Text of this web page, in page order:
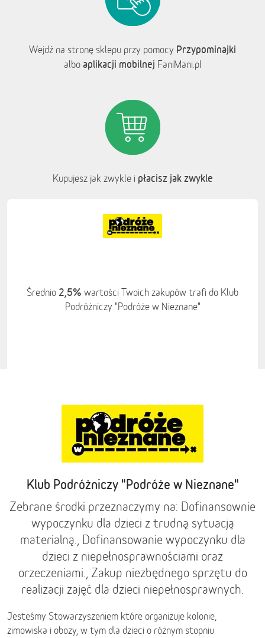
Wejdź na stronę sklepu przy pomocy Przypominajki
albo aplikacji mobilnej FaniMani.pl
Kupujesz jak zwykle i płacisz jak zwykle
Średnio 2,5% wartości Twoich zakupów trafi do Klub
Podróżniczy "Podróże w Nieznane"
Klub Podróżniczy "Podróże w Nieznane"
Zebrane środki przeznaczymy na: Dofinansownie
wypoczynku dla dzieci z trudną sytuacją
materialną., Dofinansowanie wypoczynku dla
dzieci z niepełnosprawnościami oraz
orzeczeniami., Zakup niezbędnego sprzętu do
realizacji zajęć dla dzieci niepełnosprawnych.
Jesteśmy Stowarzyszeniem które organizuje kolonie,
zimowiska i obozy, w tym dla dzieci o różnym stopniu